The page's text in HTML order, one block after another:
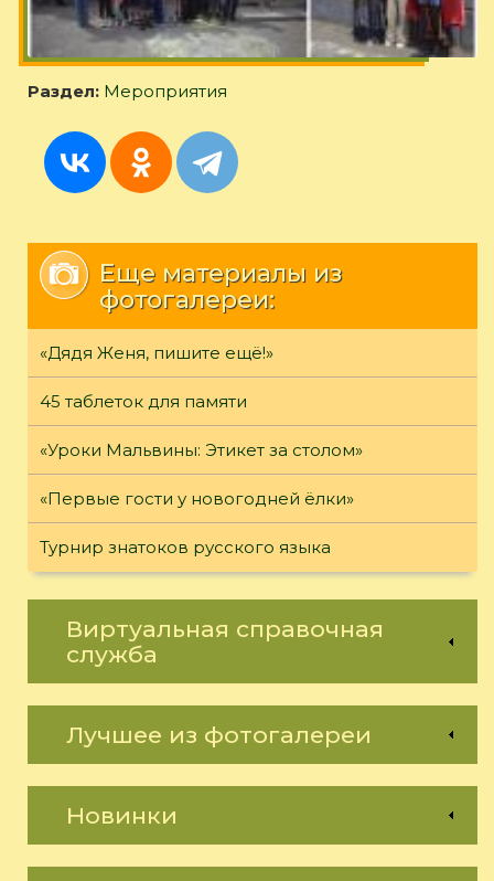
Раздел: Мероприятия
Еще материалы из
фотогалереи:
«Дядя Женя, пишите ещё!»
45 таблеток для памяти
«Уроки Мальвины: Этикет за столом»
«Первые гости у новогодней ёлки»
Турнир знатоков русского языка
Виртуальная справочная
служба
Лучшее из фотогалереи
Новинки